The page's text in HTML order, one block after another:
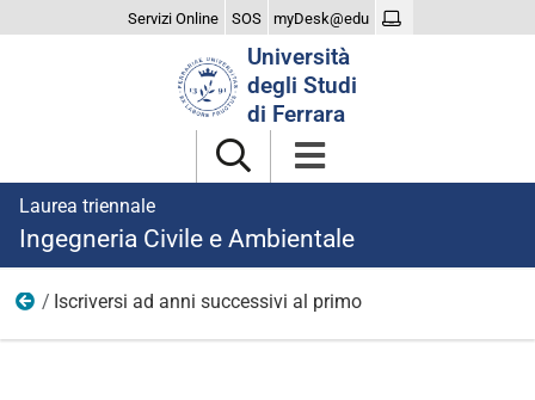
Servizi Online SOS myDesk@edu
Università
degli Studi
di Ferrara
Laurea triennale
Ingegneria Civile e Ambientale
Iscriversi
Iscriversi ad anni successivi al primo